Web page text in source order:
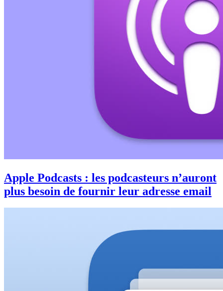
Apple Podcasts : les podcasteurs n’auront
plus besoin de fournir leur adresse email